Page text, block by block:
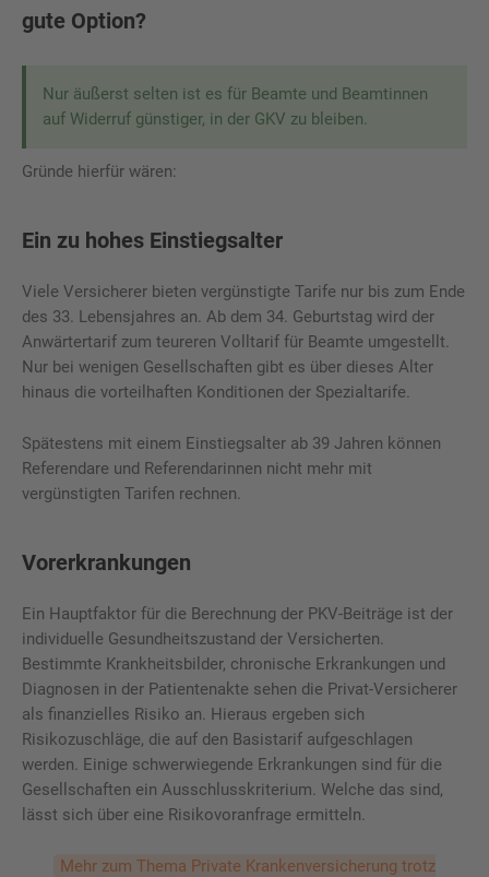
gute Option?
Nur äußerst selten ist es für Beamte und Beamtinnen
auf Widerruf günstiger, in der GKV zu bleiben.
Gründe hierfür wären:
Ein zu hohes Einstiegsalter
Viele Versicherer bieten vergünstigte Tarife nur bis zum Ende
des 33. Lebensjahres an. Ab dem 34. Geburtstag wird der
Anwärtertarif zum teureren Volltarif für Beamte umgestellt.
Nur bei wenigen Gesellschaften gibt es über dieses Alter
hinaus die vorteilhaften Konditionen der Spezialtarife.
Spätestens mit einem Einstiegsalter ab 39 Jahren können
Referendare und Referendarinnen nicht mehr mit
vergünstigten Tarifen rechnen.
Vorerkrankungen
Ein Hauptfaktor für die Berechnung der PKV-Beiträge ist der
individuelle Gesundheitszustand der Versicherten.
Bestimmte Krankheitsbilder, chronische Erkrankungen und
Diagnosen in der Patientenakte sehen die Privat-Versicherer
als finanzielles Risiko an. Hieraus ergeben sich
Risikozuschläge, die auf den Basistarif aufgeschlagen
werden. Einige schwerwiegende Erkrankungen sind für die
Gesellschaften ein Ausschlusskriterium. Welche das sind,
lässt sich über eine Risikovoranfrage ermitteln.
Mehr zum Thema Private Krankenversicherung trotz